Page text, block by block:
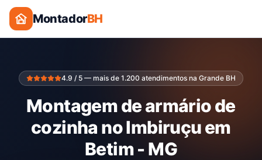
MontadorBH
4.9 / 5 — mais de 1.200 atendimentos na Grande BH
Montagem de armário de
cozinha no Imbiruçu em
Betim - MG